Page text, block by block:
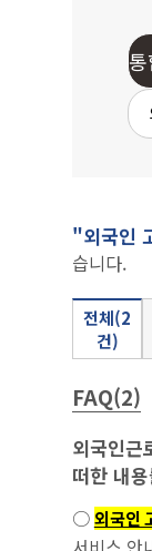
"외국인
습니다.
전체(2
건)
FAQ(2)
외국인근
떠한 내
○외국인
다. - 거짓 그 밖의 부정한 방법으로 고용허가나